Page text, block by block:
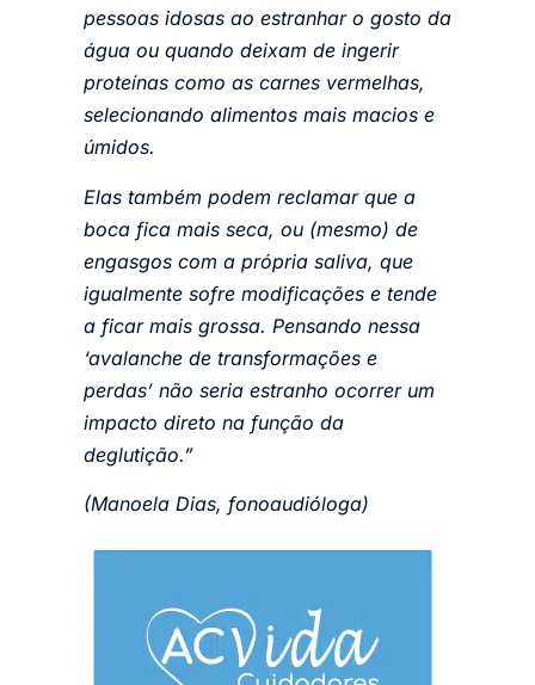
pessoas idosas ao estranhar o gosto da
água ou quando deixam de ingerir
proteínas como as carnes vermelhas,
selecionando alimentos mais macios e
úmidos.
Elas também podem reclamar que a
boca fica mais seca, ou (mesmo) de
engasgos com a própria saliva, que
igualmente sofre modificações e tende
a ficar mais grossa. Pensando nessa
‘avalanche de transformações e
perdas’ não seria estranho ocorrer um
impacto direto na função da
deglutição.”
(Manoela Dias, fonoaudióloga)